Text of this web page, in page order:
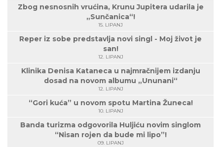
Zbog nesnosnih vrućina, Krunu Jupitera udarila je
„Sunčanica“!
15. LIPANJ
Reper iz sobe predstavlja novi singl - Moj život je
san!
12. LIPANJ
Klinika Denisa Kataneca u najmračnijem izdanju
dosad na novom albumu „Ununani“
12. LIPANJ
“Gori kuća” u novom spotu Martina Žuneca!
10. LIPANJ
Banda turizma odgovorila Huljiću novim singlom
“Nisan rojen da bude mi lipo”!
09. LIPANJ